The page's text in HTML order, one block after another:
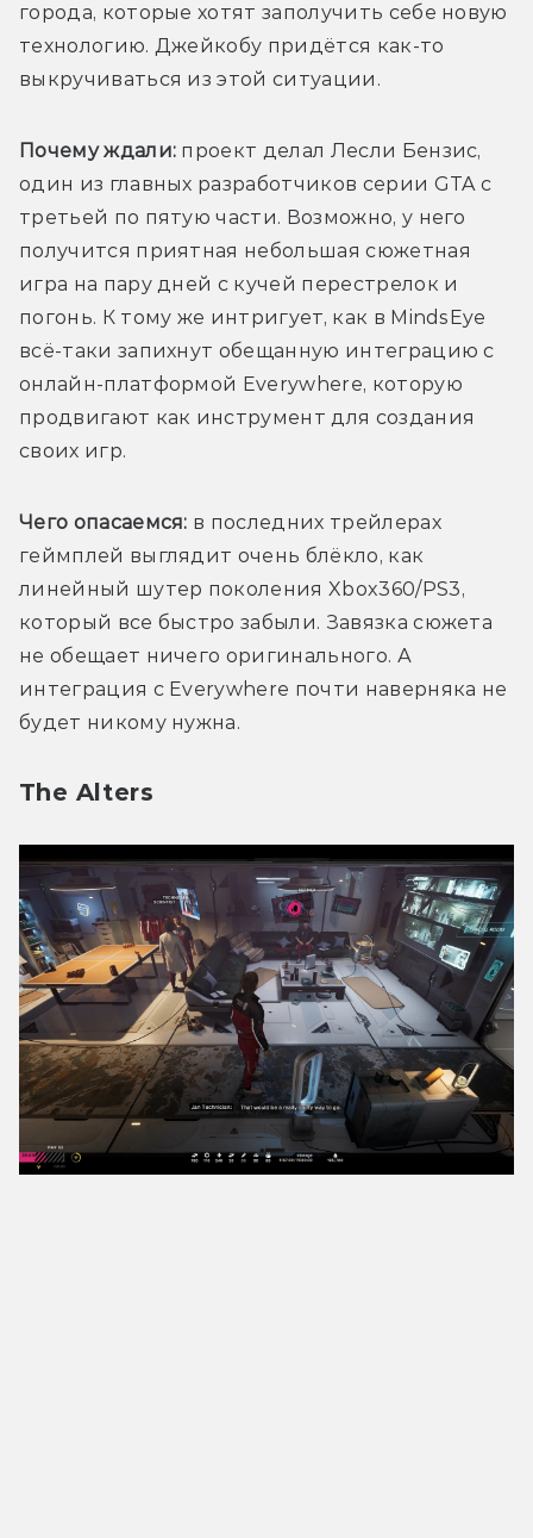
города, которые хотят заполучить себе новую
технологию. Джейкобу придётся как-то
выкручиваться из этой ситуации.
Почему ждали: проект делал Лесли Бензис,
один из главных разработчиков серии GTA с
третьей по пятую части. Возможно, у него
получится приятная небольшая сюжетная
игра на пару дней с кучей перестрелок и
погонь. К тому же интригует, как в MindsEye
всё-таки запихнут обещанную интеграцию с
онлайн-платформой Everywhere, которую
продвигают как инструмент для создания
своих игр.
Чего опасаемся: в последних трейлерах
геймплей выглядит очень блёкло, как
линейный шутер поколения Xbox360/PS3,
который все быстро забыли. Завязка сюжета
не обещает ничего оригинального. А
интеграция с Everywhere почти наверняка не
будет никому нужна.
The Alters